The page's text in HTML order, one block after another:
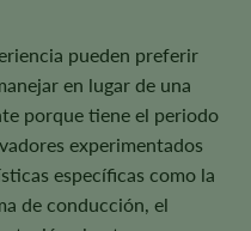
pueden preferir
en lugar de una
porque tiene el periodo
experimentados
específicas como la
de conducción, el